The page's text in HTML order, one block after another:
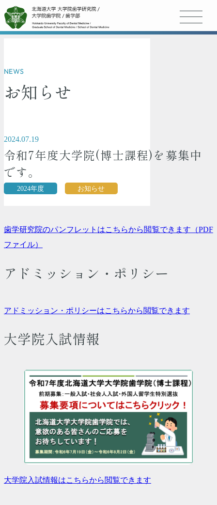
NEWS
お知らせ
2024.07.19
令和7年度大学院(博士課程)を募集中
です。
2024年度 お知らせ
歯学研究院のパンフレットはこちらから閲覧できます（PDF
ファイル）
アドミッション・ポリシー
アドミッション・ポリシーはこちらから閲覧できます
大学院入試情報
大学院入試情報はこちらから閲覧できます